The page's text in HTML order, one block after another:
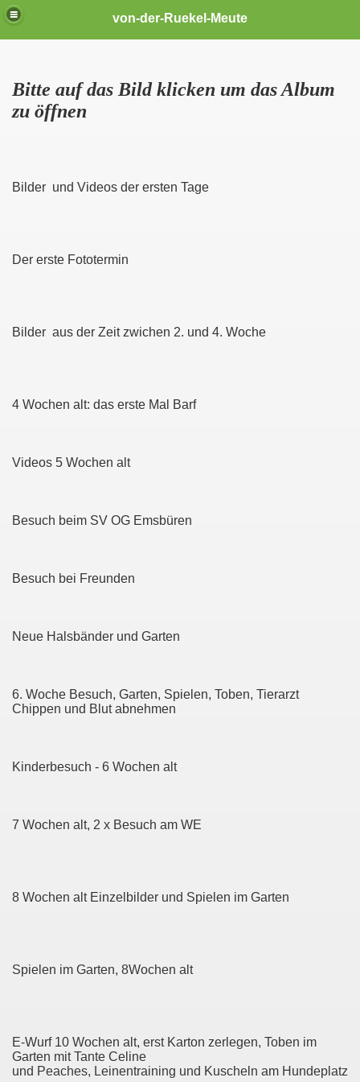
von-der-Ruekel-Meute
Bitte auf das Bild klicken um das Album
zu öffnen
Bilder und Videos der ersten Tage
Der erste Fototermin
Bilder aus der Zeit zwichen 2. und 4. Woche
4 Wochen alt: das erste Mal Barf
Videos 5 Wochen alt
Besuch beim SV OG Emsbüren
Besuch bei Freunden
Neue Halsbänder und Garten
6. Woche Besuch, Garten, Spielen, Toben, Tierarzt
Chippen und Blut abnehmen
Kinderbesuch - 6 Wochen alt
7 Wochen alt, 2 x Besuch am WE
8 Wochen alt Einzelbilder und Spielen im Garten
Spielen im Garten, 8Wochen alt
E-Wurf 10 Wochen alt, erst Karton zerlegen, Toben im
Garten mit Tante Celine
und Peaches, Leinentraining und Kuscheln am Hundeplatz